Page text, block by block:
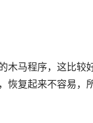
木马程序，这比
恢复起来不容易